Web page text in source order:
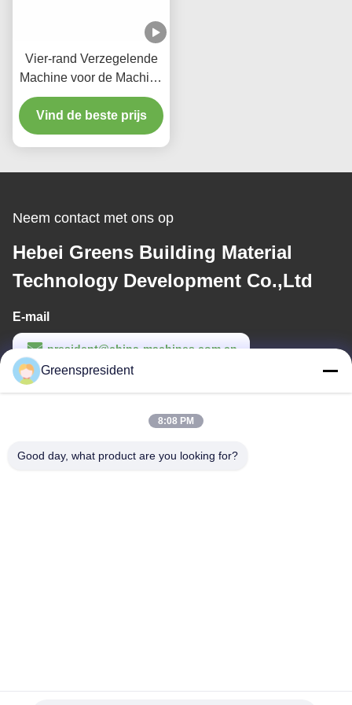
Vier-rand Verzegelende
Machine voor de Machine
van Lmaination van het
Gipsplafond
Vind de beste prijs
Neem contact met ons op
Hebei Greens Building Material
Technology Development Co.,Ltd
E-mail
president@china-machines.com.cn
Werktijd
Greenspresident
8:08 PM
Good day, what product are you looking for?